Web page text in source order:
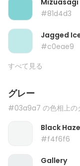
Mizuasagi
#81d4d3
Jagged
#c0eae9
すべて見る
グレー
#03a9a7 の色相上の
Black Haze
#f4f6f6
Gallery